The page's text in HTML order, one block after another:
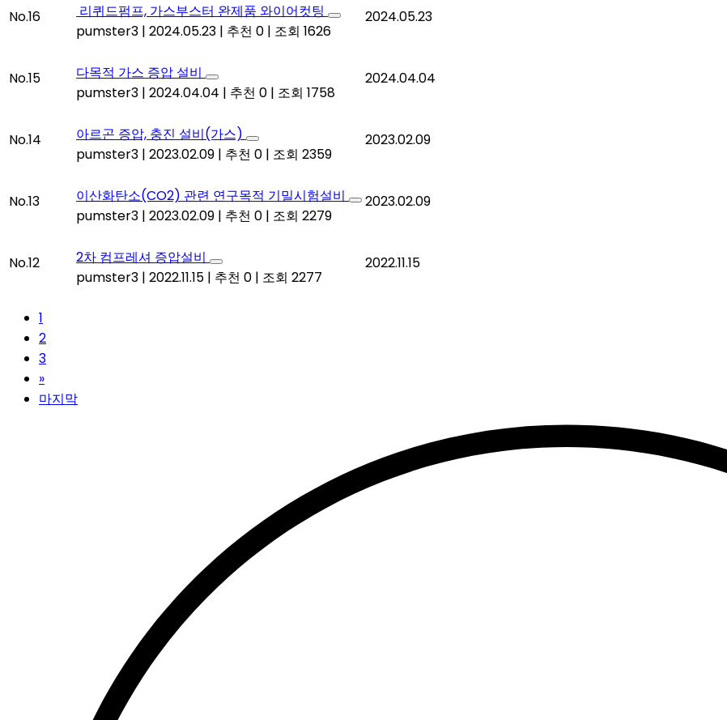
No.16
리퀴드펌프, 가스부스터 완제품 와이어컷팅
pumster3 | 2024.05.23 | 추천 0 | 조회 1626
2024.05.23
No.15
다목적 가스 증압 설비
pumster3 | 2024.04.04 | 추천 0 | 조회 1758
2024.04.04
No.14
아르곤 증압, 충진 설비(가스)
pumster3 | 2023.02.09 | 추천 0 | 조회 2359
2023.02.09
No.13
이산화탄소(CO2) 관련 연구목적 기밀시험설비
pumster3 | 2023.02.09 | 추천 0 | 조회 2279
2023.02.09
No.12
2차 컴프레셔 증압설비
pumster3 | 2022.11.15 | 추천 0 | 조회 2277
2022.11.15
1
2
3
»
마지막